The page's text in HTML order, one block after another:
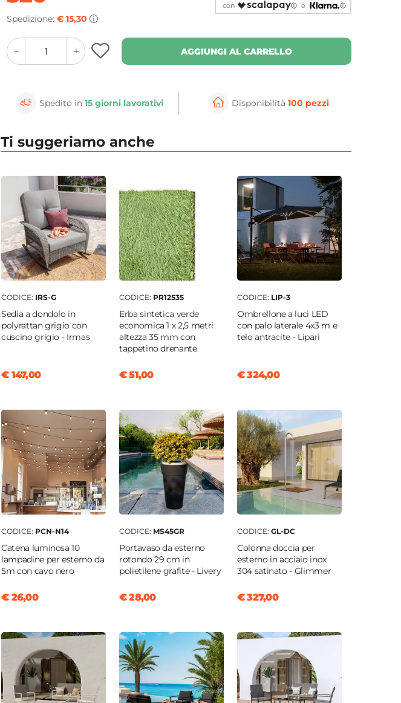
⚲ Clicca per ingrandire
Spedizione: € 15,30
con
o
quantity
button
quantity
minus
button
AGGIUNGI AL CARRELLO
Spedito in 15 giorni lavorativi Disponibilità 100 pezzi
Ti suggeriamo anche
CODICE: IRS-G
Sedia a dondolo in
polyrattan grigio con
cuscino grigio - Irmas
€ 147,00
CODICE: PR12535
Erba sintetica verde
economica 1 x 2,5 metri
altezza 35 mm con
tappetino drenante
€ 51,00
CODICE: LIP-3
Ombrellone a luci LED
con palo laterale 4x3 m e
telo antracite - Lipari
€ 324,00
CODICE: PCN-N14
Catena luminosa 10
lampadine per esterno da
5m con cavo nero
€ 26,00
CODICE: MS45GR
Portavaso da esterno
rotondo 29 cm in
polietilene grafite - Livery
€ 28,00
CODICE: GL-DC
Colonna doccia per
esterno in acciaio inox
304 satinato - Glimmer
€ 327,00